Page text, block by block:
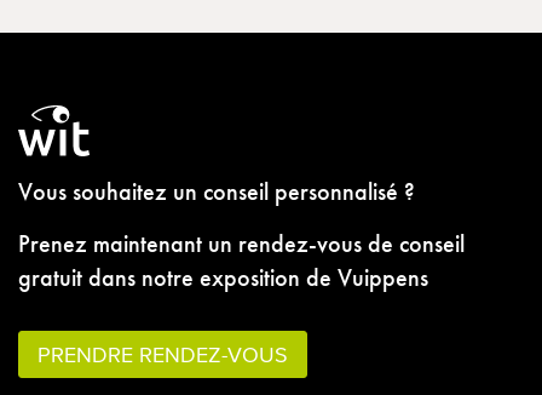
Vous souhaitez un conseil personnalisé ?
Prenez maintenant un rendez-vous de conseil
gratuit dans notre exposition de Vuippens
PRENDRE RENDEZ-VOUS